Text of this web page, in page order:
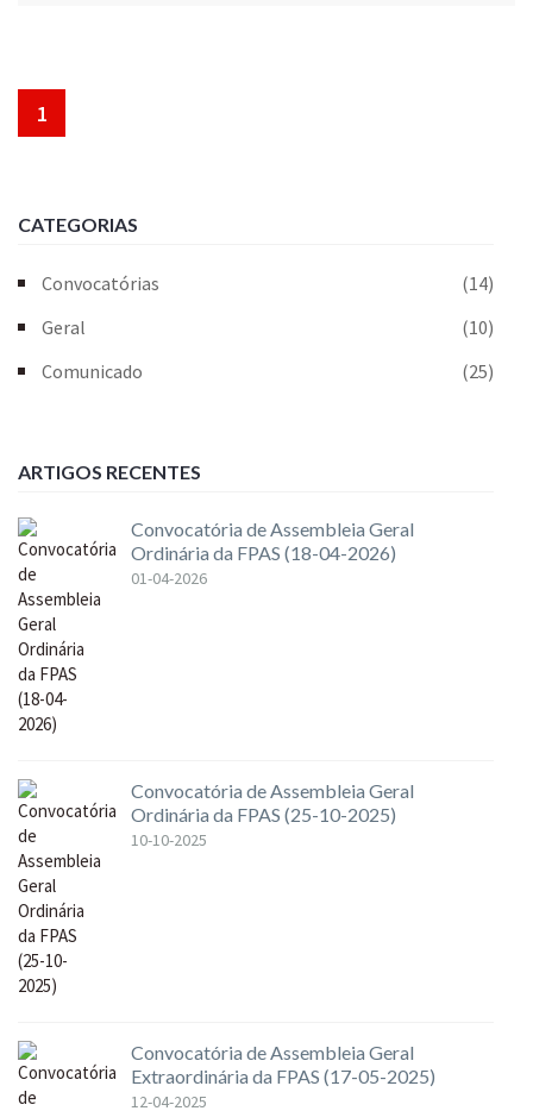
1
CATEGORIAS
Convocatórias
(14)
Geral
(10)
Comunicado
(25)
ARTIGOS RECENTES
Convocatória de Assembleia Geral
Ordinária da FPAS (18-04-2026)
01-04-2026
Convocatória de Assembleia Geral
Ordinária da FPAS (25-10-2025)
10-10-2025
Convocatória de Assembleia Geral
Extraordinária da FPAS (17-05-2025)
12-04-2025